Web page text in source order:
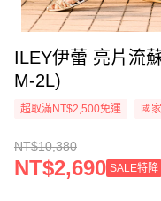
ILEY伊蕾 亮片流
M-2L)
超取滿NT$2,500免運 國
NT$10,380
NT$2,690 SALE特降